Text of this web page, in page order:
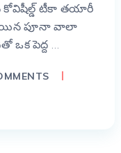
కోవిషీల్డ్ టీకా తయారీ
పూనా వాలా
ఒక పెద్ద …